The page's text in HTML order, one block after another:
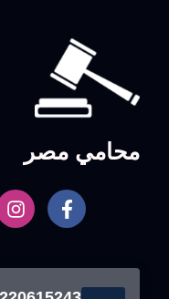
محامي مصر